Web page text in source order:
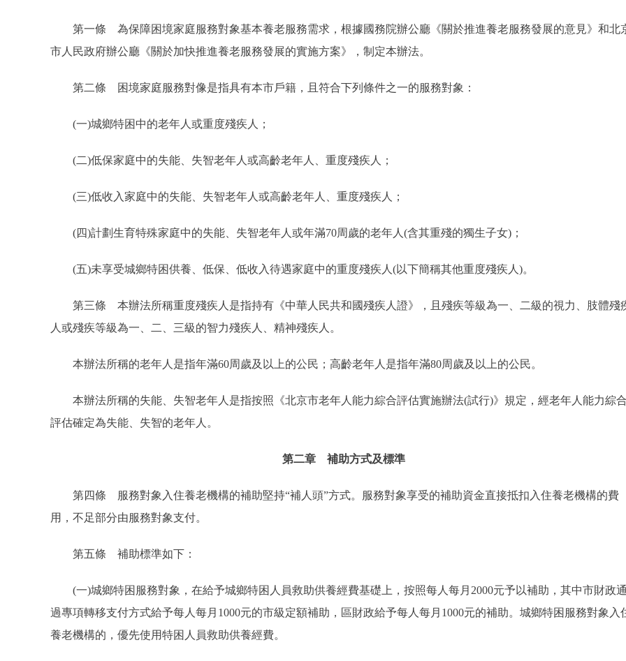
第一條 為保障困境家庭服務對象基本養老服務需求，根據國務院辦公廳《關於推進養老服務發展的意見》和北
市人民政府辦公廳《關於加快推進養老服務發展的實施方案》，制定本辦法。
第二條 困境家庭服務對像是指具有本市戶籍，且符合下列條件之一的服務對象：
(一)城鄉特困中的老年人或重度殘疾人；
(二)低保家庭中的失能、失智老年人或高齡老年人、重度殘疾人；
(三)低收入家庭中的失能、失智老年人或高齡老年人、重度殘疾人；
(四)計劃生育特殊家庭中的失能、失智老年人或年滿70周歲的老年人(含其重殘的獨生子女)；
(五)未享受城鄉特困供養、低保、低收入待遇家庭中的重度殘疾人(以下簡稱其他重度殘疾人)。
第三條 本辦法所稱重度殘疾人是指持有《中華人民共和國殘疾人證》，且殘疾等級為一、二級的視力、肢體殘
人或殘疾等級為一、二、三級的智力殘疾人、精神殘疾人。
本辦法所稱的老年人是指年滿60周歲及以上的公民；高齡老年人是指年滿80周歲及以上的公民。
本辦法所稱的失能、失智老年人是指按照《北京市老年人能力綜合評估實施辦法(試行)》規定，經老年人能力綜
評估確定為失能、失智的老年人。
第二章 補助方式及標準
第四條 服務對象入住養老機構的補助堅持“補人頭”方式。服務對象享受的補助資金直接抵扣入住養老機構的費
用，不足部分由服務對象支付。
第五條 補助標準如下：
(一)城鄉特困服務對象，在給予城鄉特困人員救助供養經費基礎上，按照每人每月2000元予以補助，其中市財政
過專項轉移支付方式給予每人每月1000元的市級定額補助，區財政給予每人每月1000元的補助。城鄉特困服務對象入
養老機構的，優先使用特困人員救助供養經費。